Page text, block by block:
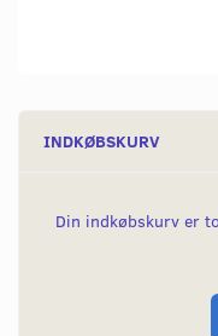
INDKØBSKURV
Din indkøbskurv er